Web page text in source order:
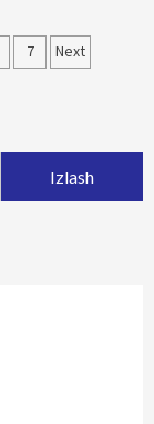
7 Next